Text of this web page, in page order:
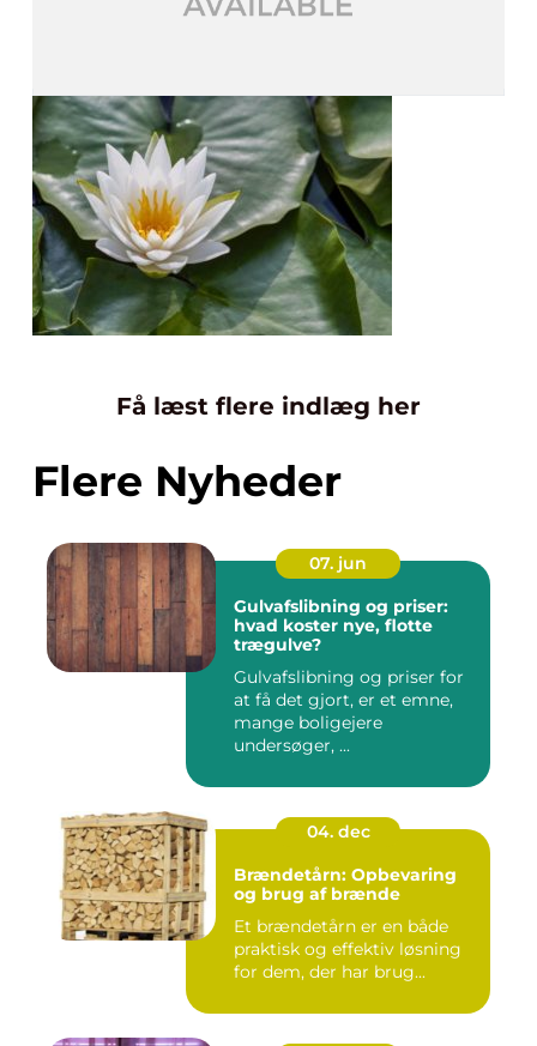
Få læst flere indlæg her
Flere Nyheder
07. jun
Gulvafslibning og priser:
hvad koster nye, flotte
trægulve?
Gulvafslibning og priser for
at få det gjort, er et emne,
mange boligejere
undersøger, ...
04. dec
Brændetårn: Opbevaring
og brug af brænde
Et brændetårn er en både
praktisk og effektiv løsning
for dem, der har brug...